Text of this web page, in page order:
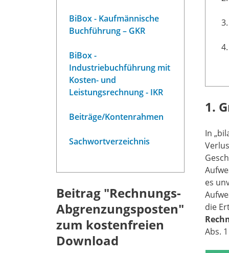
BiBox - Kaufmännische
Buchführung – GKR
BiBox -
Industriebuchführung mit
Kosten- und
Leistungsrechnung - IKR
Beiträge/Kontenrahmen
Sachwortverzeichnis
Beitrag "Rechnungs-
Abgrenzungsposten"
zum kostenfreien
Download
1.
In
es
die
Abs.